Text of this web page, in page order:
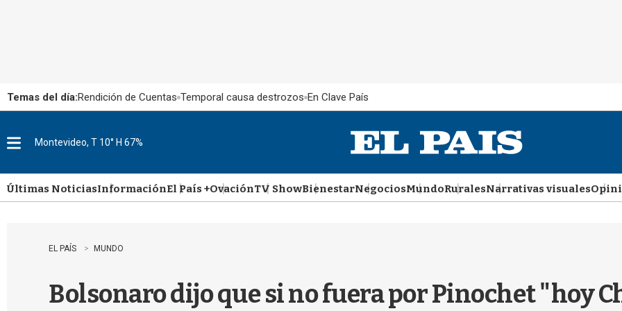
Temas del día:Rendición de Cuentas Temporal causa destrozos En Clave País
u
Montevideo, T 10° H 67%
Últimas NoticiasInformaciónEl País +OvaciónTV ShowBienestarNegociosMundoRuralesNarrativas visuales
EL PAÍS MUNDO
Bolsonaro dijo que si no fuera por Pinochet "hoy